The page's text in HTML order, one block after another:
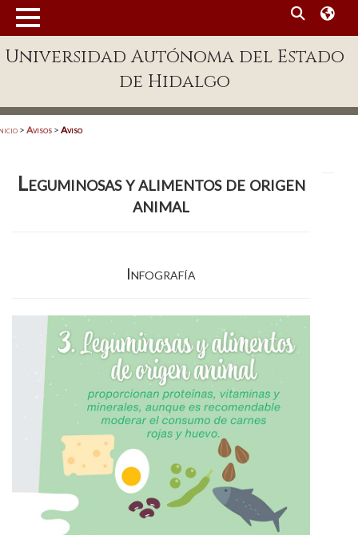
Enlaces
Patronato
Acreditación Internacional
Alumnado
Aspirantes
Universidad Autónoma del Estado
de Hidalgo
> Avisos > Aviso
Leguminosas y alimentos de origen
animal
Infografía